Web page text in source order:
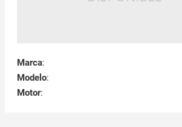
Marca:
Modelo:
Motor: